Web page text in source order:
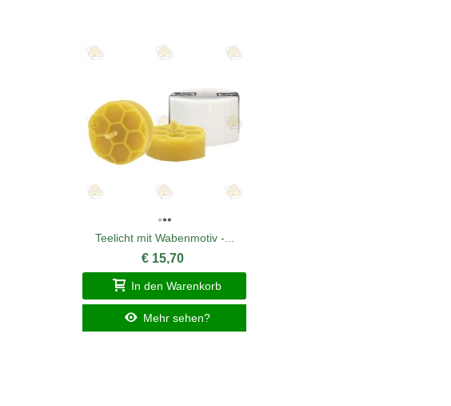
Teelicht mit Wabenmotiv -...
€ 15,70
In den Warenkorb
Mehr sehen?